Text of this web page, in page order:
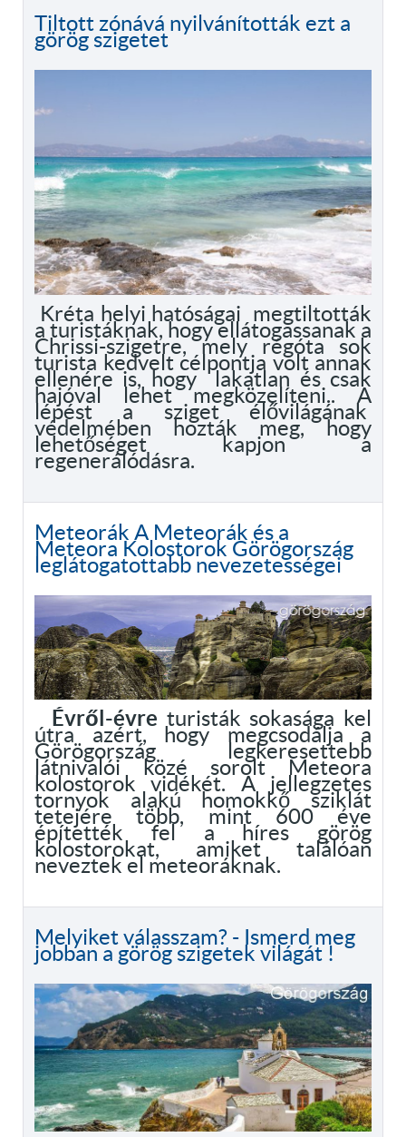
Tiltott zónává nyilvánították ezt a
görög szigetet
Kréta helyi hatóságai megtiltották
a turistáknak, hogy ellátogassanak a
Chrissi-szigetre, mely régóta sok
turista kedvelt célpontja volt annak
ellenére is, hogy lakatlan és csak
hajóval lehet megközelíteni.. A
lépést a sziget élővilágának
védelmében hozták meg, hogy
lehetőséget kapjon a
regenerálódásra.
Meteorák A Meteorák és a
Meteora Kolostorok Görögország
leglátogatottabb nevezetességei
Évről-évre turisták sokasága kel
útra azért, hogy megcsodálja a
Görögország legkeresettebb
látnivalói közé sorolt Meteora
kolostorok vidékét. A jellegzetes
tornyok alakú homokkő sziklát
tetejére több, mint 600 éve
építették fel a híres görög
kolostorokat, amiket találóan
neveztek el meteoráknak.
Melyiket válasszam? - Ismerd meg
jobban a görög szigetek világát !